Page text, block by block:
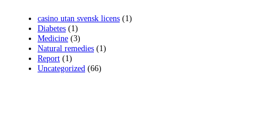
casino utan svensk licens (1)
Diabetes (1)
Medicine (3)
Natural remedies (1)
Report (1)
Uncategorized (66)